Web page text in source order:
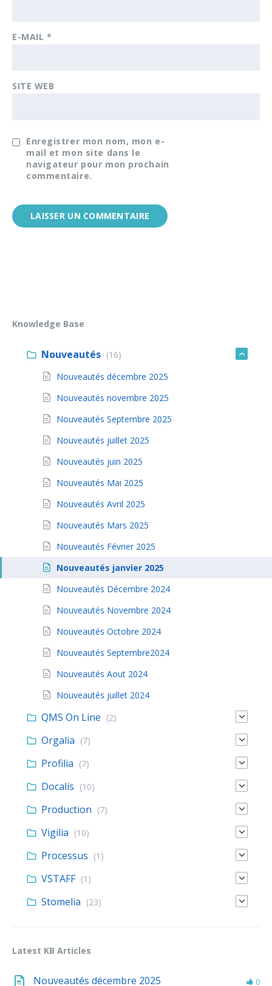
E-MAIL *
SITE WEB
Enregistrer mon nom, mon e-
mail et mon site dans le
navigateur pour mon prochain
commentaire.
Knowledge Base
Nouveautés (16)
Nouveautés décembre 2025
Nouveautés novembre 2025
Nouveautés Septembre 2025
Nouveautés juillet 2025
Nouveautés juin 2025
Nouveautés Mai 2025
Nouveautés Avril 2025
Nouveautés Mars 2025
Nouveautés Février 2025
Nouveautés janvier 2025
Nouveautés Décembre 2024
Nouveautés Novembre 2024
Nouveautés Octobre 2024
Nouveautés Septembre2024
Nouveautés Aout 2024
Nouveautés juillet 2024
QMS On Line (2)
Orgalia (7)
Profilia (7)
Docalis (10)
Production (7)
Vigilia (10)
Processus (1)
VSTAFF (1)
Stomelia (23)
Latest KB Articles
Nouveautés décembre 2025 0